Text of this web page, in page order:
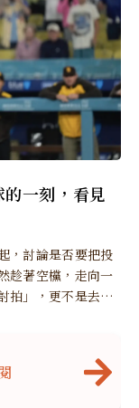
的一刻，看見
，討論是否要把投
趁著空欓，走向一
拍」，更不是去